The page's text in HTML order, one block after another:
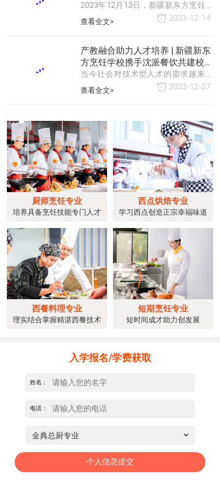
签约仪式圆满成功！
2023年12月13日，新疆新东方烹饪培
训学校与新疆沈派餐饮文化管理有限
公司隆重举行了产教融合签约仪式，
人才培养的新篇章。双方在签约前共
同参观了
2023-12-14
查看全文>
产教融合助力人才培养 | 新疆新东
方烹饪学校携手沈派餐饮共建校企
合作新篇章！
当今社会对技术型人才的需求越来越
迫切。作为一所专业的职业技术学
校，我们肩负着为社会培养具备专业
和就业竞争力，新疆
2023-12-07
查看全文>
厨师烹饪专业
培养具备烹饪技能专门人才
西点烘焙专业
学习西点创造正宗幸福味道
西餐料理专业
理实结合掌握精湛西餐技术
短期烹饪专业
短时间成才助力创发展
入学报名/学费获取
姓名：
电话：